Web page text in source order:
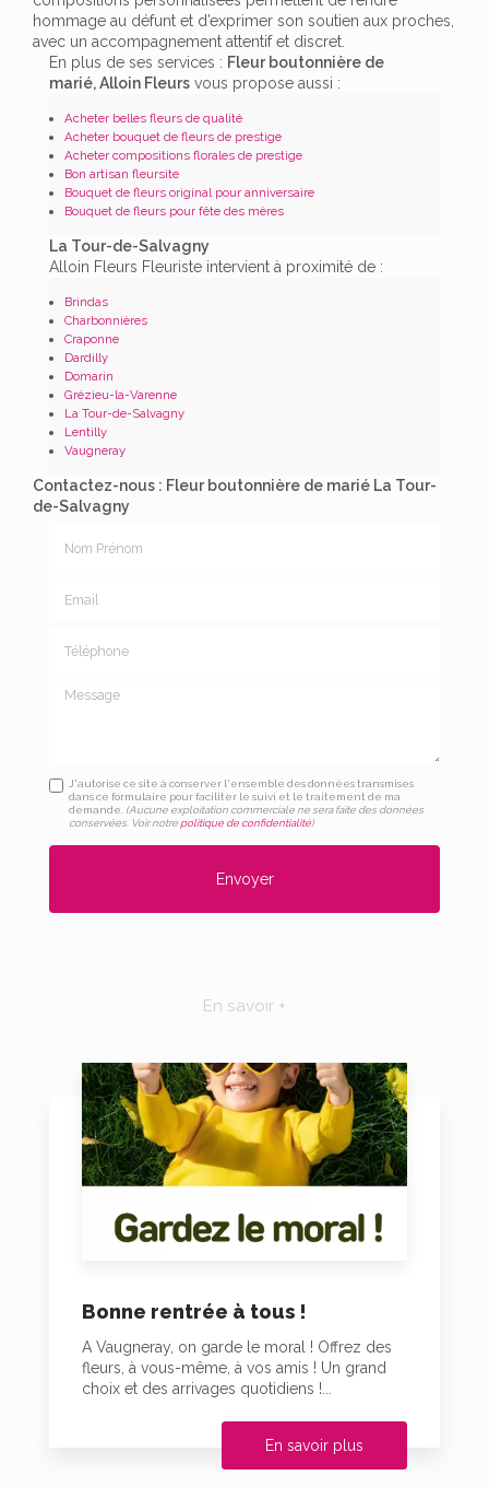
hommage au défunt et d’exprimer son soutien aux proches,
avec un accompagnement attentif et discret.
En plus de ses services : Fleur boutonnière de
marié, Alloin Fleurs vous propose aussi :
Acheter belles fleurs de qualité
Acheter bouquet de fleurs de prestige
Acheter compositions florales de prestige
Bon artisan fleursite
Bouquet de fleurs original pour anniversaire
Bouquet de fleurs pour fête des mères
La Tour-de-Salvagny
Alloin Fleurs Fleuriste intervient à proximité de :
Brindas
Charbonnières
Craponne
Dardilly
Domarin
Grézieu-la-Varenne
La Tour-de-Salvagny
Lentilly
Vaugneray
Contactez-nous : Fleur boutonnière de marié La Tour-
de-Salvagny
Message
J'autorise ce site à conserver l'ensemble des données transmises
dans ce formulaire pour faciliter le suivi et le traitement de ma
demande. (Aucune exploitation commerciale ne sera faite des données
conservées. Voir notre politique de confidentialité)
En savoir +
Bonne rentrée à tous !
A Vaugneray, on garde le moral ! Offrez des
fleurs, à vous-même, à vos amis ! Un grand
choix et des arrivages quotidiens !...
En savoir plus